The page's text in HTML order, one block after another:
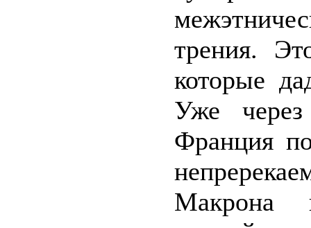
трения.
которые
Уже
Франция
Макрона